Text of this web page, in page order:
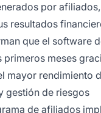
por
resultados
que el software
primeros meses
mayor rendimiento
gestión de riesgos
de afiliados